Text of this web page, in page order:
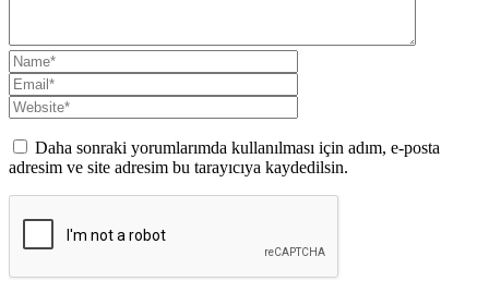
Daha sonraki yorumlarımda kullanılması için adım, e-posta
adresim ve site adresim bu tarayıcıya kaydedilsin.